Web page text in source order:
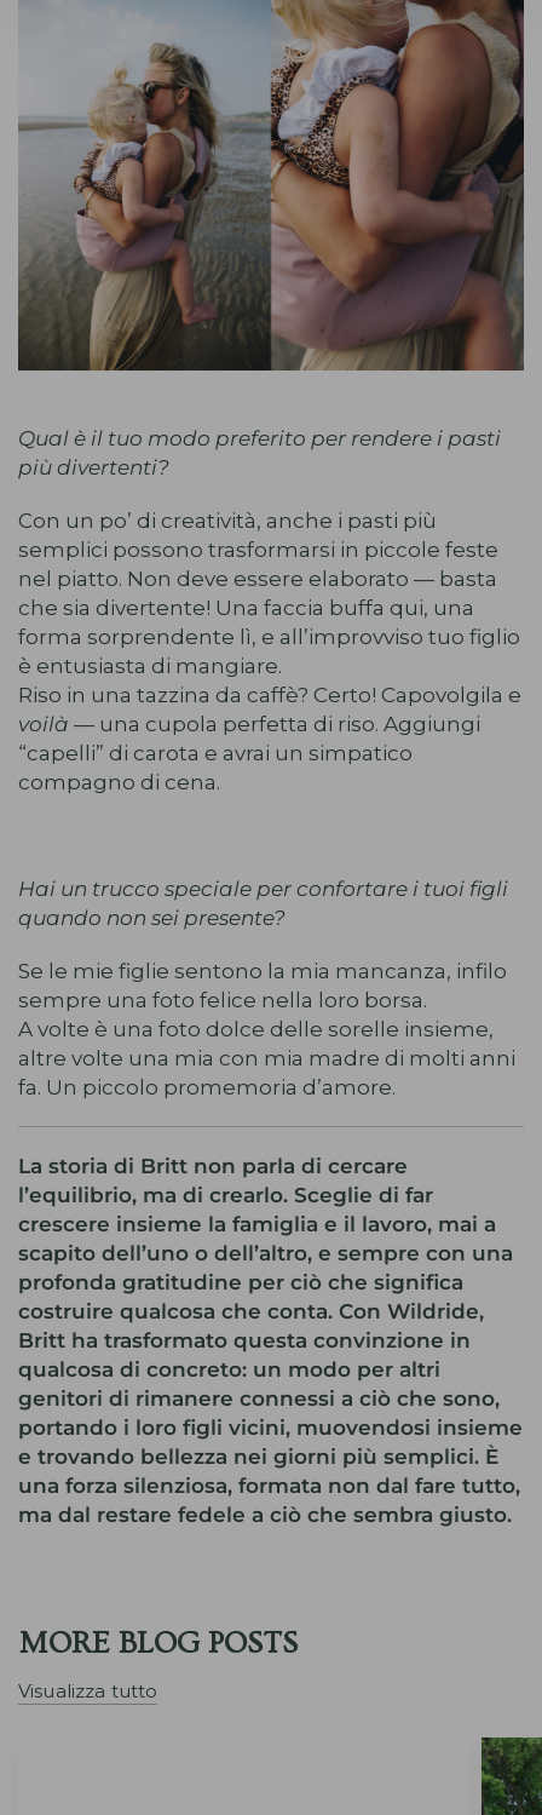
Qual è il tuo modo preferito per rendere i pasti
più divertenti?
Con un po’ di creatività, anche i pasti più
semplici possono trasformarsi in piccole feste
nel piatto. Non deve essere elaborato — basta
che sia divertente! Una faccia buffa qui, una
forma sorprendente lì, e all’improvviso tuo figlio
è entusiasta di mangiare.
Riso in una tazzina da caffè? Certo! Capovolgila e
voilà — una cupola perfetta di riso. Aggiungi
“capelli” di carota e avrai un simpatico
compagno di cena.
Hai un trucco speciale per confortare i tuoi figli
quando non sei presente?
Se le mie figlie sentono la mia mancanza, infilo
sempre una foto felice nella loro borsa.
A volte è una foto dolce delle sorelle insieme,
altre volte una mia con mia madre di molti anni
fa. Un piccolo promemoria d’amore.
La storia di Britt non parla di cercare
l’equilibrio, ma di crearlo. Sceglie di far
crescere insieme la famiglia e il lavoro, mai a
scapito dell’uno o dell’altro, e sempre con una
profonda gratitudine per ciò che significa
costruire qualcosa che conta. Con Wildride,
Britt ha trasformato questa convinzione in
qualcosa di concreto: un modo per altri
genitori di rimanere connessi a ciò che sono,
portando i loro figli vicini, muovendosi insieme
e trovando bellezza nei giorni più semplici. È
una forza silenziosa, formata non dal fare tutto,
ma dal restare fedele a ciò che sembra giusto.
MORE BLOG POSTS
Visualizza tutto